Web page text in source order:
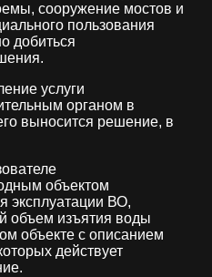
сооружение мостов и
пользования
добиться
услуги
органом в
выносится решение, в
объектом
эксплуатации ВО,
объем изъятия воды
объекте с описанием
действует